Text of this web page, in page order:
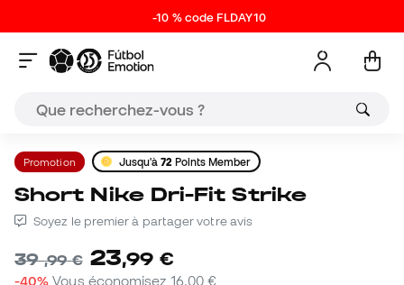
-10 % code FLDAY10
Promotion Jusqu'à72 Points Member
Short Nike Dri-Fit Strike
Soyez le premier à partager votre avis
39,99 € 23,99 €
-40% Vous économisez 16,00 €